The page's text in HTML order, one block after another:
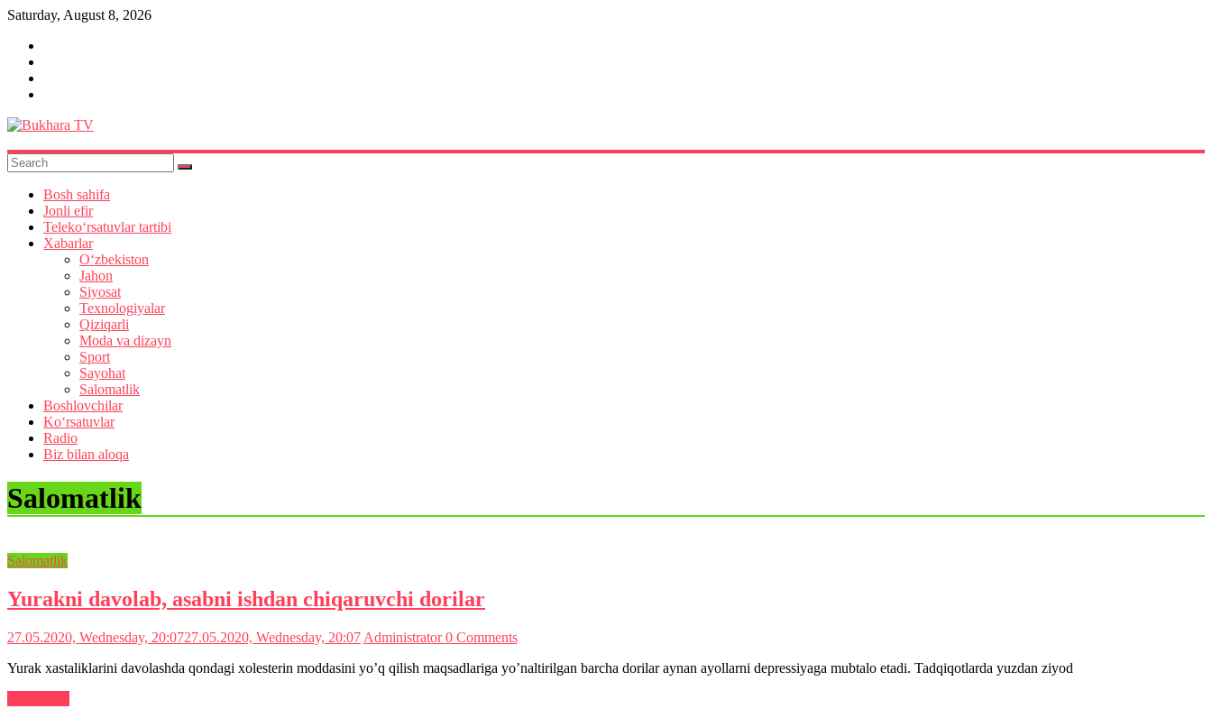
Skip
content
Saturday, August 8, 2026
Bukhara
TV
Bosh sahifa
Jonli efir
Teleko‘rsatuvlar tartibi
Xabarlar
O‘zbekiston
Jahon
Siyosat
Texnologiyalar
Qiziqarli
Moda va dizayn
Sport
Sayohat
Salomatlik
Boshlovchilar
Ko‘rsatuvlar
Radio
Biz bilan aloqa
Salomatlik
Salomatlik
Yurakni davolab, asabni ishdan chiqaruvchi dorilar
27.05.2020, Wednesday, 20:0727.05.2020, Wednesday, 20:07 Administrator0 Comments
Yurak xastaliklarini davolashda qondagi xolesterin moddasini yo’q qilish maqsadlariga yo’naltirilgan barcha dorilar aynan ayollarni depressiyaga mubtalo etadi. Tadqiqotlarda yuzdan ziyod